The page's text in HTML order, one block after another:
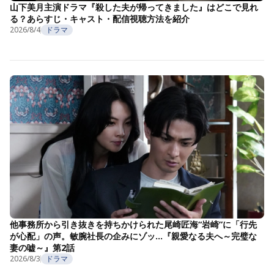
山下美月主演ドラマ『殺した夫が帰ってきました』はどこで見れ
る？あらすじ・キャスト・配信視聴方法を紹介
2026/8/4 ドラマ
他事務所から引き抜きを持ちかけられた尾崎匠海“岩崎”に「行先
が心配」の声。敏腕社長の企みにゾッ…『親愛なる夫へ～完璧な
妻の嘘～』第2話
2026/8/3 ドラマ